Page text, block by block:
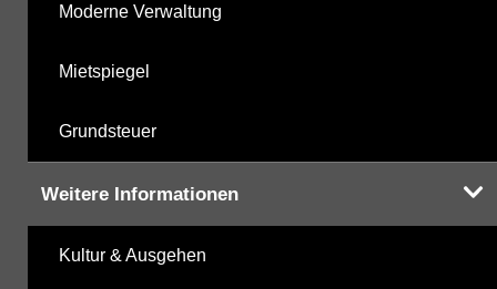
Moderne Verwaltung
Mietspiegel
Grundsteuer
Weitere Informationen
Kultur & Ausgehen